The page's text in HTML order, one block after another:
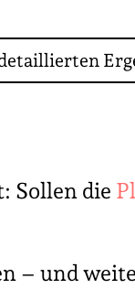
Sollen die
– und